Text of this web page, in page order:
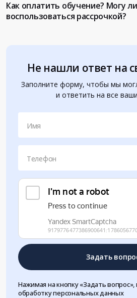
Не нашли ответ на
Заполните форму, чтобы мы
и ответить на все
Имя
Телефон
Задать
Нажимая на кнопку «Задать вопрос»,
обработку персональных данных
Как оплатить обучение? Могу
воспользоваться рассрочкой?